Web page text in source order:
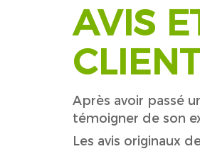
AVIS
Après avoir passé
témoigner de son
Les avis originaux